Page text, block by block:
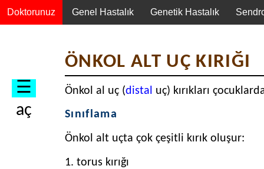
Mekanizması
Kırık
Tipleri
Torus
☰
aç
ÖNKOL ALT UÇ KIRIĞI
Önkol al uç (distal uç) kırıkları
Sınıflama
Önkol alt uçta çok çeşitli kırık oluşur:
1. torus kırığı
Doktorunuz Genel Hastalık Genetik Hastalık